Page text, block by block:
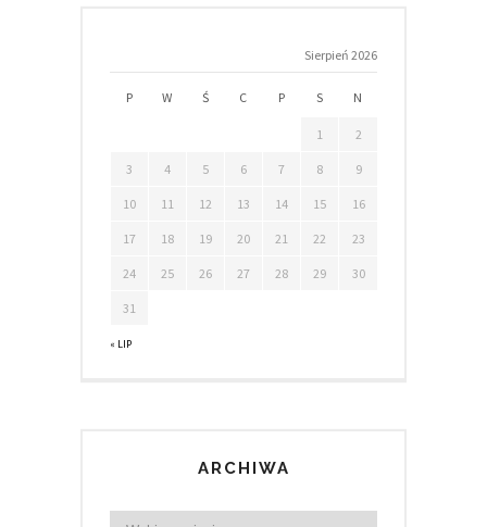
Sierpień 2026
P W Ś C P S N
« LIP
1 2
3 4 5 6 7 8 9
10 11 12 13 14 15 16
17 18 19 20 21 22 23
24 25 26 27 28 29 30
31
ARCHIWA